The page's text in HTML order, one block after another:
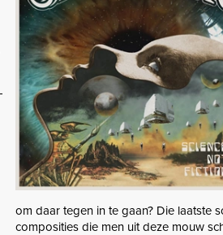
om daar tegen in te gaan? Die laatste
composities die men uit deze mouw